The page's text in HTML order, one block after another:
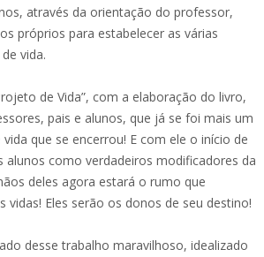
através da orientação do professor,
próprios para estabelecer as várias
vida.
de Vida”, com a elaboração do livro,
pais e alunos, que já se foi mais um
que se encerrou! E com ele o início de
alunos como verdadeiros modificadores da
deles agora estará o rumo que
vidas! Eles serão os donos de seu destino!
desse trabalho maravilhoso, idealizado